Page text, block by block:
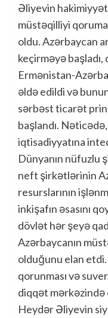
Əliyevin
müstəqilliyi
oldu. Azərbaycan
keçirməyə başladı,
Ermənistan-
əldə edildi və
sərbəst ticarət
başlandı.
iqtisadiyyatına
Dünyanın nüfuzlu
neft şirkətlərinin
resurslarının
inkişafın əsasını
dövlət hər şeyə
Azərbaycanın
olduğunu elan
qorunması və
diqqət mərkəzində
Heydər Əliyevin